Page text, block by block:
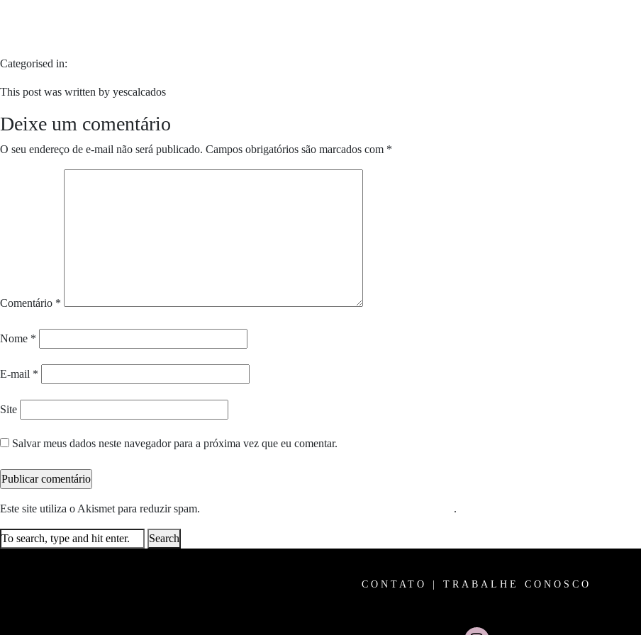
Categorised in:
This post was written by yescalcados
Deixe um comentário
O seu endereço de e-mail não será publicado. Campos obrigatórios são marcados com *
Comentário *
Nome *
E-mail *
Site
Salvar meus dados neste navegador para a próxima vez que eu comentar.
Este site utiliza o Akismet para reduzir spam. .
Search
CONTATO TRABALHE CONOSCO